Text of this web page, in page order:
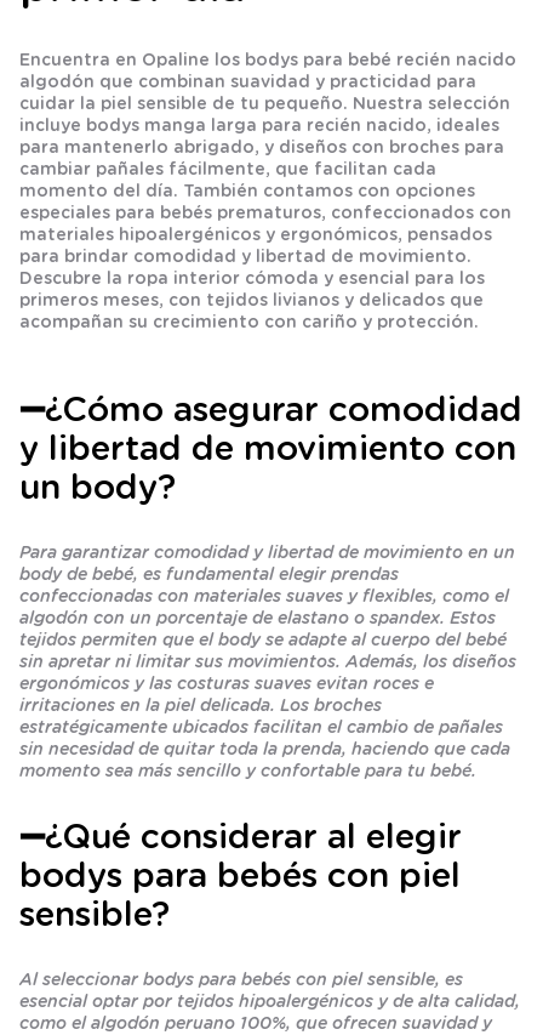
Encuentra en Opaline los bodys para bebé recién nacido
algodón que combinan suavidad y practicidad para
cuidar la piel sensible de tu pequeño. Nuestra selección
incluye bodys manga larga para recién nacido, ideales
para mantenerlo abrigado, y diseños con broches para
cambiar pañales fácilmente, que facilitan cada
momento del día. También contamos con opciones
especiales para bebés prematuros, confeccionados con
materiales hipoalergénicos y ergonómicos, pensados
para brindar comodidad y libertad de movimiento.
Descubre la ropa interior cómoda y esencial para los
primeros meses, con tejidos livianos y delicados que
acompañan su crecimiento con cariño y protección.
➖¿Cómo asegurar comodidad
y libertad de movimiento con
un body?
Para garantizar comodidad y libertad de movimiento en un
body de bebé, es fundamental elegir prendas
confeccionadas con materiales suaves y flexibles, como el
algodón con un porcentaje de elastano o spandex. Estos
tejidos permiten que el body se adapte al cuerpo del bebé
sin apretar ni limitar sus movimientos. Además, los diseños
ergonómicos y las costuras suaves evitan roces e
irritaciones en la piel delicada. Los broches
estratégicamente ubicados facilitan el cambio de pañales
sin necesidad de quitar toda la prenda, haciendo que cada
momento sea más sencillo y confortable para tu bebé.
➖¿Qué considerar al elegir
bodys para bebés con piel
sensible?
Al seleccionar bodys para bebés con piel sensible, es
esencial optar por tejidos hipoalergénicos y de alta calidad,
como el algodón peruano 100%, que ofrecen suavidad y